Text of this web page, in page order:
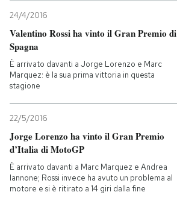
24/4/2016
Valentino Rossi ha vinto il Gran Premio di
Spagna
È arrivato davanti a Jorge Lorenzo e Marc
Marquez: è la sua prima vittoria in questa
stagione
22/5/2016
Jorge Lorenzo ha vinto il Gran Premio
d’Italia di MotoGP
È arrivato davanti a Marc Marquez e Andrea
Iannone; Rossi invece ha avuto un problema al
motore e si è ritirato a 14 giri dalla fine